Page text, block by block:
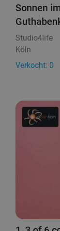
Sonnen
Studio4life
Köln
Verkocht: 0